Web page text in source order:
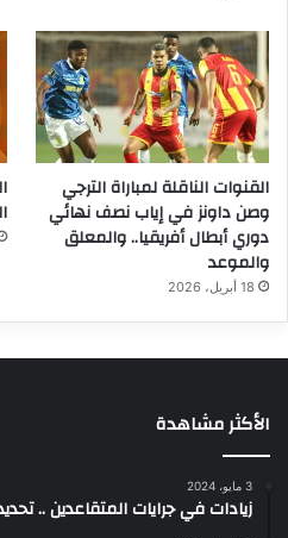
القنوات الناقلة لمباراة الترجي
وصن داونز في إياب نصف نهائي
دوري أبطال أفريقيا.. والمعلق
والموعد
18 أبريل، 2026
الأكثر مشاهدة
3 مايو، 2024
زيادات في جرايات المتقاعدين ..